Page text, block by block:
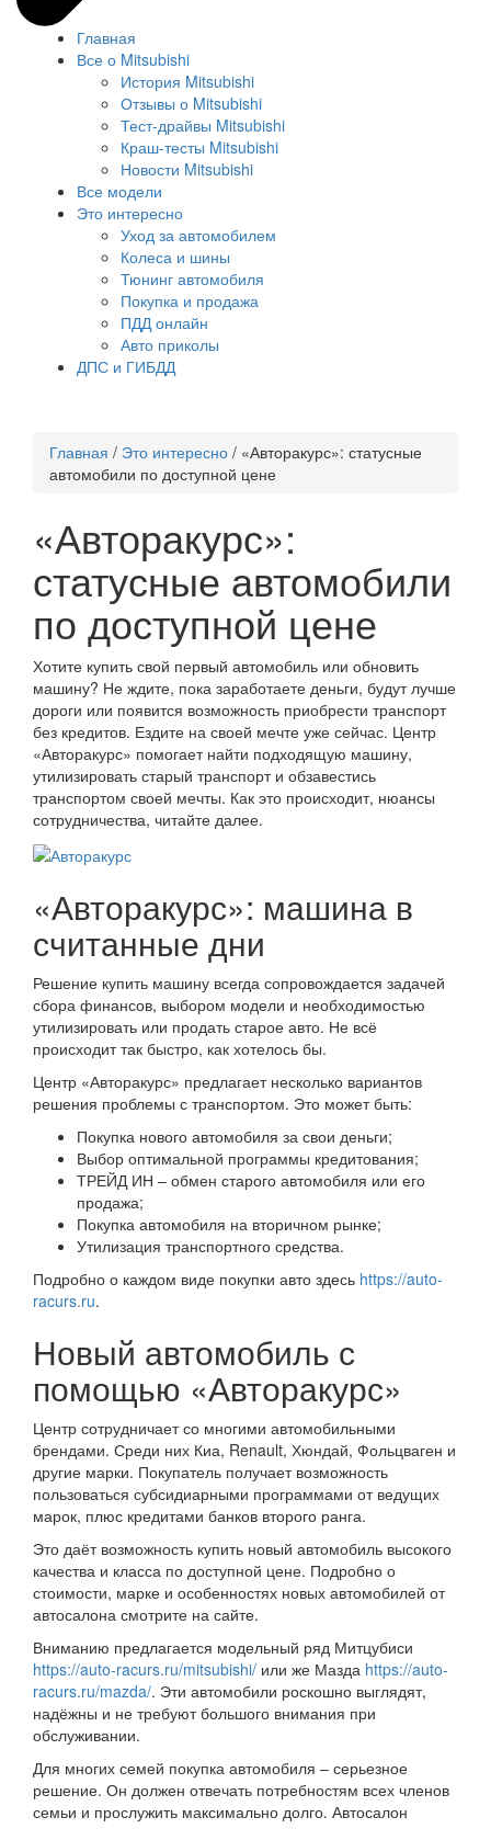
Главная
Все о Mitsubishi
История Mitsubishi
Отзывы о Mitsubishi
Тест-драйвы Mitsubishi
Краш-тесты Mitsubishi
Новости Mitsubishi
Все модели
Это интересно
Уход за автомобилем
Колеса и шины
Тюнинг автомобиля
Покупка и продажа
ПДД онлайн
Авто приколы
ДПС и ГИБДД
Главная / Это интересно / «Авторакурс»: статусные
автомобили по доступной цене
«Авторакурс»:
статусные автомобили
по доступной цене
Хотите купить свой первый автомобиль или обновить
машину? Не ждите, пока заработаете деньги, будут лучше
дороги или появится возможность приобрести транспорт
без кредитов. Ездите на своей мечте уже сейчас. Центр
«Авторакурс» помогает найти подходящую машину,
утилизировать старый транспорт и обзавестись
транспортом своей мечты. Как это происходит, нюансы
сотрудничества, читайте далее.
«Авторакурс»: машина в
считанные дни
Решение купить машину всегда сопровождается задачей
сбора финансов, выбором модели и необходимостью
утилизировать или продать старое авто. Не всё
происходит так быстро, как хотелось бы.
Центр «Авторакурс» предлагает несколько вариантов
решения проблемы с транспортом. Это может быть:
Покупка нового автомобиля за свои деньги;
Выбор оптимальной программы кредитования;
ТРЕЙД ИН – обмен старого автомобиля или его
продажа;
Покупка автомобиля на вторичном рынке;
Утилизация транспортного средства.
Подробно о каждом виде покупки авто здесь https://auto-
racurs.ru.
Новый автомобиль с
помощью «Авторакурс»
Центр сотрудничает со многими автомобильными
брендами. Среди них Киа, Renault, Хюндай, Фольцваген и
другие марки. Покупатель получает возможность
пользоваться субсидиарными программами от ведущих
марок, плюс кредитами банков второго ранга.
Это даёт возможность купить новый автомобиль высокого
качества и класса по доступной цене. Подробно о
стоимости, марке и особенностях новых автомобилей от
автосалона смотрите на сайте.
Вниманию предлагается модельный ряд Митцубиси
https://auto-racurs.ru/mitsubishi/ или же Мазда https://auto-
racurs.ru/mazda/. Эти автомобили роскошно выглядят,
надёжны и не требуют большого внимания при
обслуживании.
Для многих семей покупка автомобиля – серьезное
решение. Он должен отвечать потребностям всех членов
семьи и прослужить максимально долго. Автосалон